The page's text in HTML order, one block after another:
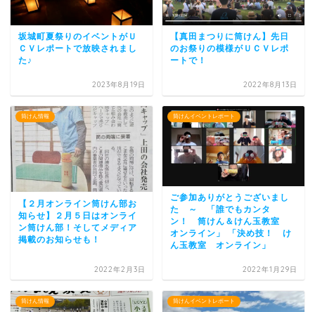
坂城町夏祭りのイベントがＵ
ＣＶレポートで放映されまし
た♪
2023年8月19日
【真田まつりに筒けん】先日
のお祭りの模様がＵＣＶレポ
ートで！
2022年8月13日
筒けん情報
【２月オンライン筒けん部お
知らせ】２月５日はオンライ
ン筒けん部！そしてメディア
掲載のお知らせも！
2022年2月3日
筒けんイベントレポート
ご参加ありがとうございまし
た ～ 「誰でもカンタ
ン！ 筒けん＆けん玉教室
オンライン」 「決め技！ け
ん玉教室 オンライン」
2022年1月29日
筒けん情報 筒けんイベントレポート